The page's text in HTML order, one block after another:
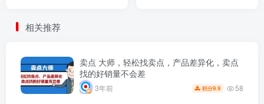
相关推荐
卖点 大师，轻松找卖点，产品差异化，卖点
找的好销量不会差
3年前 积分9.9 58